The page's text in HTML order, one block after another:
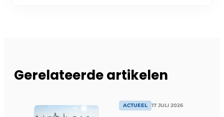
Gerelateerde artikelen
ACTUEEL 17 JULI 2026